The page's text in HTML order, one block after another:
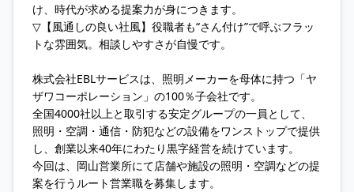
け、時代が求める提案力が身につきます。
▽【風通しの良い社風】役職者も“さん付け”で呼ぶフラッ
トな雰囲気。相談しやすさが自慢です。
株式会社EBLサービスは、照明メーカーを母体に持つ「ヤ
ザワコーポレーション」の100％子会社です。
全国4000社以上と取引する安定グループの一員として、
照明・空調・通信・防犯などの設備をワンストップで提供
し、創業以来40年にわたり黒字経営を続けています。
今回は、岡山営業所にて店舗や施設の照明・空調などの提
案を行うルート営業職を募集します。